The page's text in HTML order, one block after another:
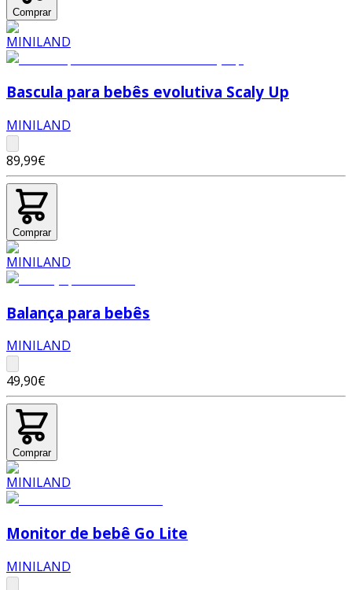
Comprar
Bascula para bebês evolutiva Scaly Up
MINILAND
89,99€
Comprar
Balança para bebês
MINILAND
49,90€
Comprar
Monitor de bebê Go Lite
MINILAND